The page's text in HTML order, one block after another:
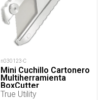
n030123-C
Mini Cuchillo Cartonero
Multiherramienta
BoxCutter
True Utility